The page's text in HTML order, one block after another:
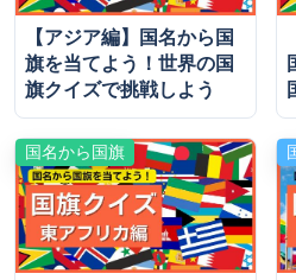
【アジア編】国名から国
旗を当てよう！世界の国
旗クイズで挑戦しよう
国名から国旗